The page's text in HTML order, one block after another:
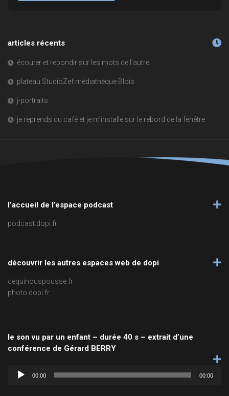
articles récents
écouter et rebondir sur les mots de l’autre
plateau StudioZef médiathèque Blois
j-portraits
je reprends du café et je m’installe sur le rebord de la fenêtre
l’accueil de l’espace podcast
podcast.dopi.fr
découvrir les autres espaces web de dopi
cequinouspousse.fr
photo.dopi.fr
le son vu par un enfant – durée 40 s – extrait d’une
conférence de Gérard BERRY
audio
00:00 00:00